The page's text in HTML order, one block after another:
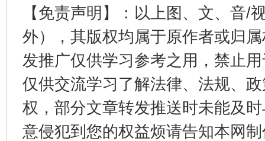
【免责声明】：以上图、文、音/
外），其版权均属于原作者或归
发推广仅供学习参考之用，禁止
仅供交流学习了解法律、法规、
权，部分文章转发推送时未能及
意侵犯到您的权益烦请告知本网